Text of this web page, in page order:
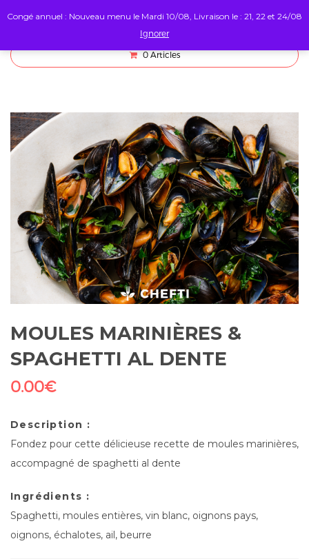
0 Articles
MOULES MARINIÈRES &
SPAGHETTI AL DENTE
0.00€
Description :
Fondez pour cette délicieuse recette de moules marinières,
accompagné de spaghetti al dente
Ingrédients :
Spaghetti, moules entières, vin blanc, oignons pays,
oignons, échalotes, ail, beurre
Congé annuel : Nouveau menu le Mardi 10/08, Livraison le : 21, 22 et 24/08
Ignorer